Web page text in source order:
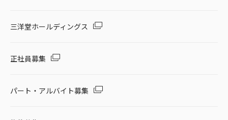
三洋堂ホールディングス
正社員募集
パート・アルバイト募集